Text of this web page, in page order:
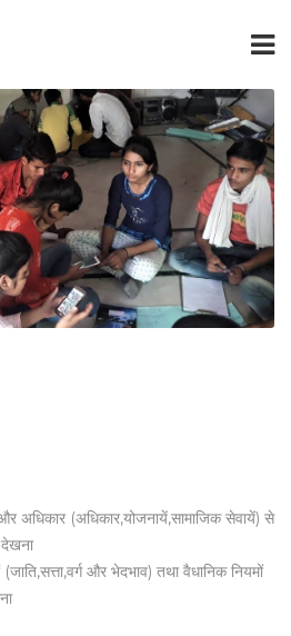
अधिकार (अधिकार,योजनायें,सामाजिक सेवायें) से
और भेदभाव) तथा वैधानिक नियमों